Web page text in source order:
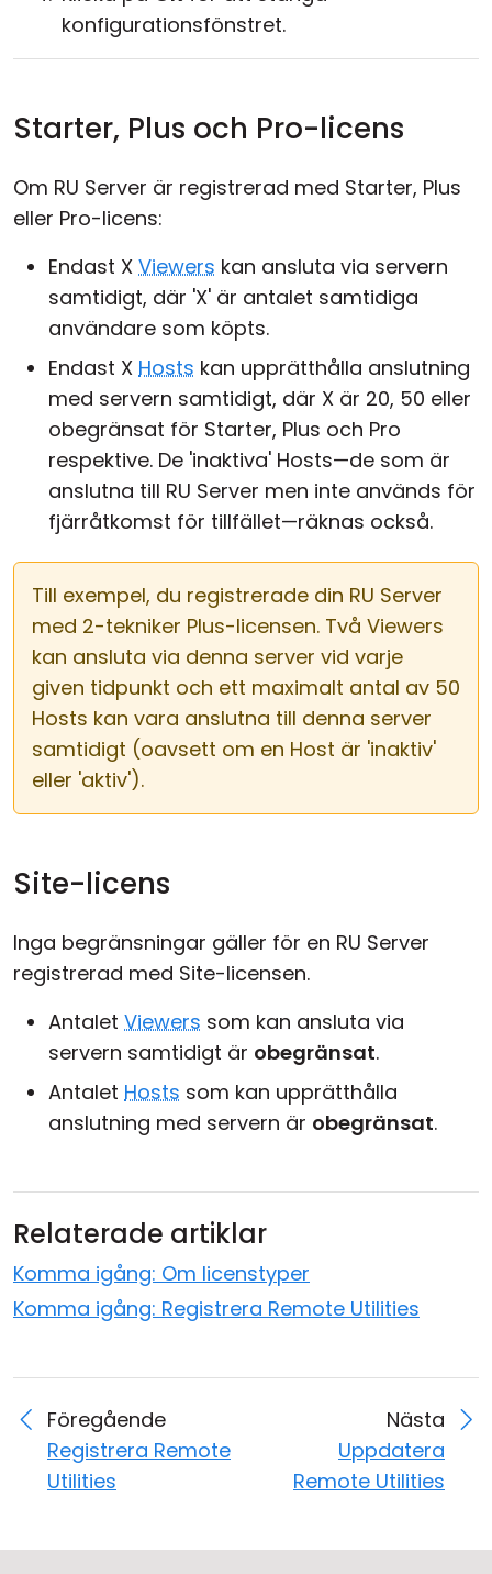
konfigurationsfönstret.
Starter, Plus och Pro-licens
Om RU Server är registrerad med Starter, Plus
eller Pro-licens:
Endast X Viewers kan ansluta via servern
samtidigt, där 'X' är antalet samtidiga
användare som köpts.
Endast X Hosts kan upprätthålla anslutning
med servern samtidigt, där X är 20, 50 eller
obegränsat för Starter, Plus och Pro
respektive. De 'inaktiva' Hosts—de som är
anslutna till RU Server men inte används för
fjärråtkomst för tillfället—räknas också.
Till exempel, du registrerade din RU Server
med 2-tekniker Plus-licensen. Två Viewers
kan ansluta via denna server vid varje
given tidpunkt och ett maximalt antal av 50
Hosts kan vara anslutna till denna server
samtidigt (oavsett om en Host är 'inaktiv'
eller 'aktiv').
Site-licens
Inga begränsningar gäller för en RU Server
registrerad med Site-licensen.
Antalet Viewers som kan ansluta via
servern samtidigt är obegränsat.
Antalet Hosts som kan upprätthålla
anslutning med servern är obegränsat.
Relaterade artiklar
Komma igång: Om licenstyper
Komma igång: Registrera Remote Utilities
Föregående
Registrera Remote
Utilities
Nästa
Uppdatera
Remote Utilities